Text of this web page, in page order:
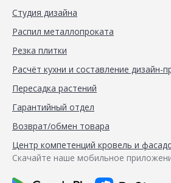
Студия дизайна
Распил металлопроката
Резка плитки
Расчёт кухни и составление дизайн-
Пересадка растений
Гарантийный отдел
Возврат/обмен товара
Центр компетенций кровель и
Скачайте наше мобильное